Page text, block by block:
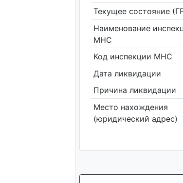
Текущее состояние
Наименование
МНС
Код инспекции МНС
Дата ликвидации
Причина ликвидации
Место нахождения
(юридический адрес)